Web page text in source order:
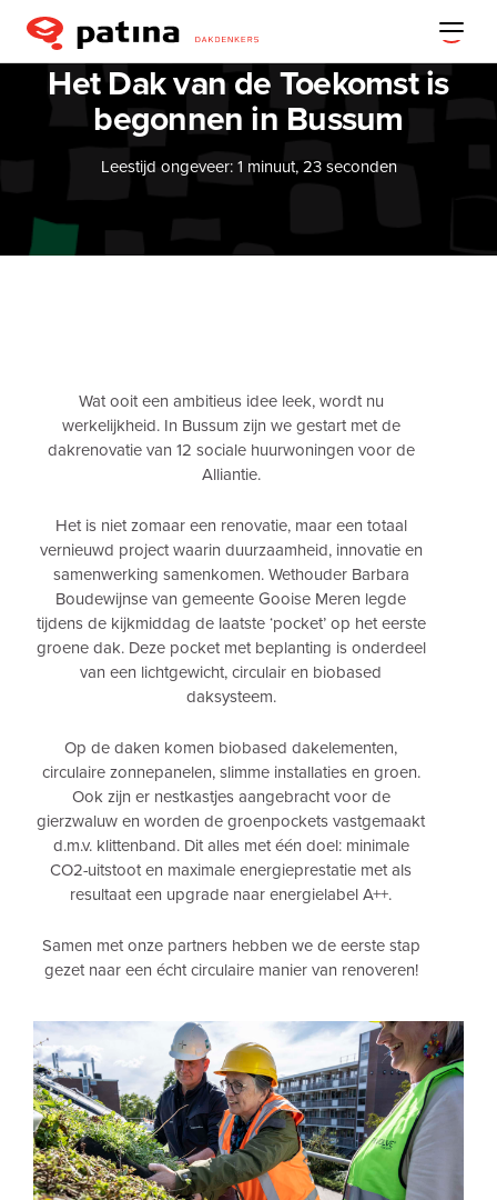
Het Dak van de Toekomst is
begonnen in Bussum
Leestijd ongeveer: 1 minuut, 23 seconden
Wat ooit een ambitieus idee leek, wordt nu
werkelijkheid. In Bussum zijn we gestart met de
dakrenovatie van 12 sociale huurwoningen voor de
Alliantie.
Het is niet zomaar een renovatie, maar een totaal
vernieuwd project waarin duurzaamheid, innovatie en
samenwerking samenkomen. Wethouder Barbara
Boudewijnse van gemeente Gooise Meren legde
tijdens de kijkmiddag de laatste ‘pocket’ op het eerste
groene dak. Deze pocket met beplanting is onderdeel
van een lichtgewicht, circulair en biobased
daksysteem.
Op de daken komen biobased dakelementen,
circulaire zonnepanelen, slimme installaties en groen.
Ook zijn er nestkastjes aangebracht voor de
gierzwaluw en worden de groenpockets vastgemaakt
d.m.v. klittenband. Dit alles met één doel: minimale
CO2-uitstoot en maximale energieprestatie met als
resultaat een upgrade naar energielabel A++.
Samen met onze partners hebben we de eerste stap
gezet naar een écht circulaire manier van renoveren!